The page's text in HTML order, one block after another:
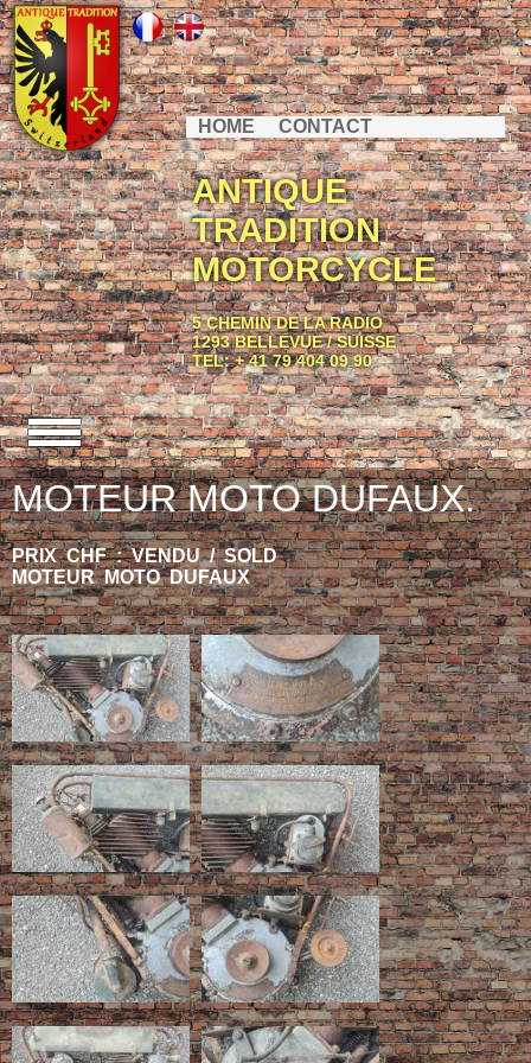
HOME CONTACT
ANTIQUE
TRADITION
MOTORCYCLE
5 CHEMIN DE LA RADIO
1293 BELLEVUE / SUISSE
TEL: + 41 79 404 09 90
MOTEUR MOTO DUFAUX.
PRIX CHF : VENDU / SOLD
MOTEUR MOTO DUFAUX